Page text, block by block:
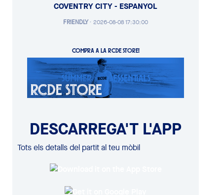
COVENTRY CITY - ESPANYOL
FRIENDLY· 2026-08-08 17:30:00
COMPRA A LA RCDE STORE!
DESCARREGA'T L'APP
Tots els detalls del partit al teu mòbil